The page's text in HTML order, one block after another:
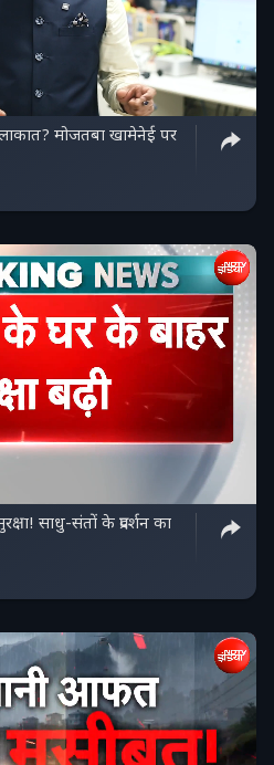
मोजतबा खामेनेई पर
साधु-संतों के प्रदर्शन का